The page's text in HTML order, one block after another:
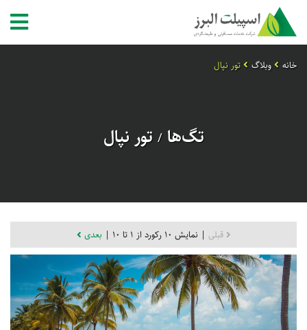
خانه وبلاگ تور نپال
تگ‌ها/ تور نپال
قبلی | نمایش 10 رکورد از 1 تا 10 | بعدی